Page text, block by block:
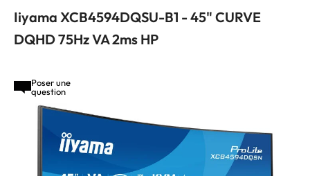
Iiyama XCB4594DQSU-B1 - 45" CURVE
DQHD 75Hz VA 2ms HP
Poser une
question